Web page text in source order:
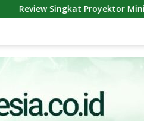
Proyektor Mini Portable: Nonton